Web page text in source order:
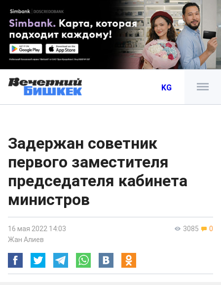
KG
Задержан советник
первого заместителя
председателя кабинета
министров
3085 0
16 мая 2022 14:03
Жан Алиев